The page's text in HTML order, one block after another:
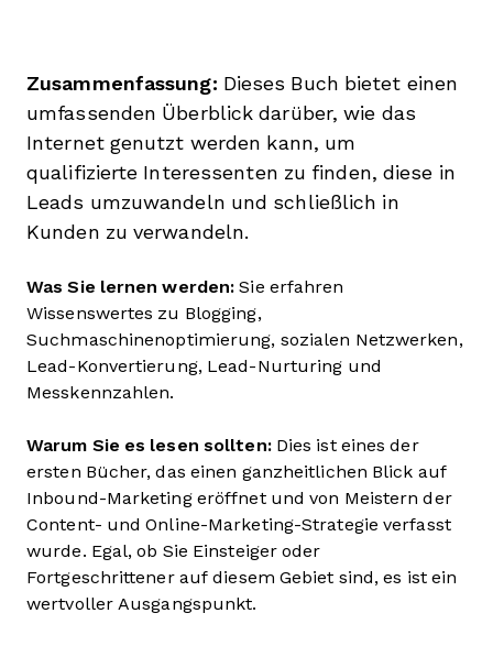
Zusammenfassung: Dieses Buch bietet einen
umfassenden Überblick darüber, wie das
Internet genutzt werden kann, um
qualifizierte Interessenten zu finden, diese in
Leads umzuwandeln und schließlich in
Kunden zu verwandeln.
Was Sie lernen werden:Sie erfahren
Wissenswertes zu Blogging,
Suchmaschinenoptimierung, sozialen Netzwerken,
Lead-Konvertierung, Lead-Nurturing und
Messkennzahlen.
Warum Sie es lesen sollten:Dies ist eines der
ersten Bücher, das einen ganzheitlichen Blick auf
Inbound-Marketing eröffnet und von Meistern der
Content- und Online-Marketing-Strategie verfasst
wurde. Egal, ob Sie Einsteiger oder
Fortgeschrittener auf diesem Gebiet sind, es ist ein
wertvoller Ausgangspunkt.